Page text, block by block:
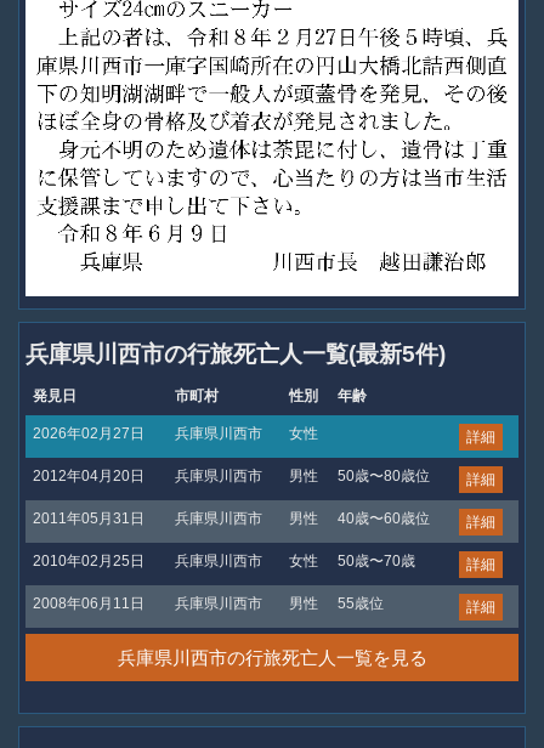
兵庫県川西市の行旅死亡人一覧(最新5件)
発見日 市町村 性別 年齢
2026年02月27日 兵庫県川西市 女性 詳細
2012年04月20日 兵庫県川西市 男性 50歳〜80歳位 詳細
2011年05月31日 兵庫県川西市 男性 40歳〜60歳位 詳細
2010年02月25日 兵庫県川西市 女性 50歳〜70歳 詳細
2008年06月11日 兵庫県川西市 男性 55歳位 詳細
兵庫県川西市の行旅死亡人一覧を見る